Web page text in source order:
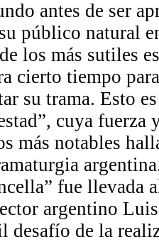
antes de ser
público natural
los más sutiles
cierto tiempo
su trama. Esto
cuya
más notables
fue llevada
argentino
desafío de la